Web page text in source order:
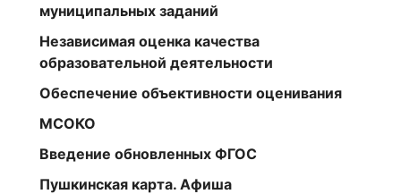
муниципальных заданий
Независимая оценка качества
образовательной деятельности
Обеспечение объективности оценивания
МСОКО
Введение обновленных ФГОС
Пушкинская карта. Афиша